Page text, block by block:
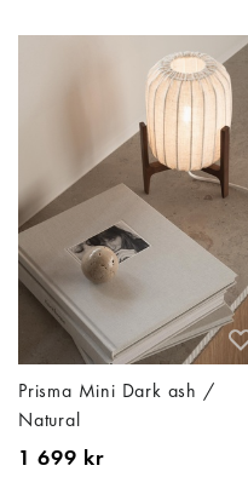
Prisma Mini Dark ash /
Natural
1 699 kr